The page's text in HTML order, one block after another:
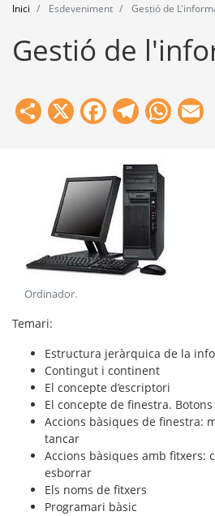
Eines
Inici Esdeveniment Gestió de
Gestió de
Share
X Facebook
Ordinador.
Temari:
Estructura jeràrquica de la
Contingut i continent
El concepte d’escriptori
El concepte de finestra.
Accions bàsiques de finestra:
tancar
Accions bàsiques amb fitxers:
esborrar
Els noms de fitxers
Programari bàsic